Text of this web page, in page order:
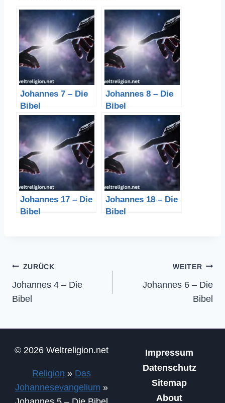
Johannes 7 – Die
Bibel
Johannes 8 – Die
Bibel
Johannes 17 – Die
Bibel
Johannes 18 – Die
Bibel
Beitragsnavigation
ZURÜCK
Johannes 4 – Die
Bibel
WEITER
Johannes 6 – Die
Bibel
© 2026 Weltreligion.net
Religion » Das
Johannesevangelium »
Impressum
Datenschutz
Sitemap
About